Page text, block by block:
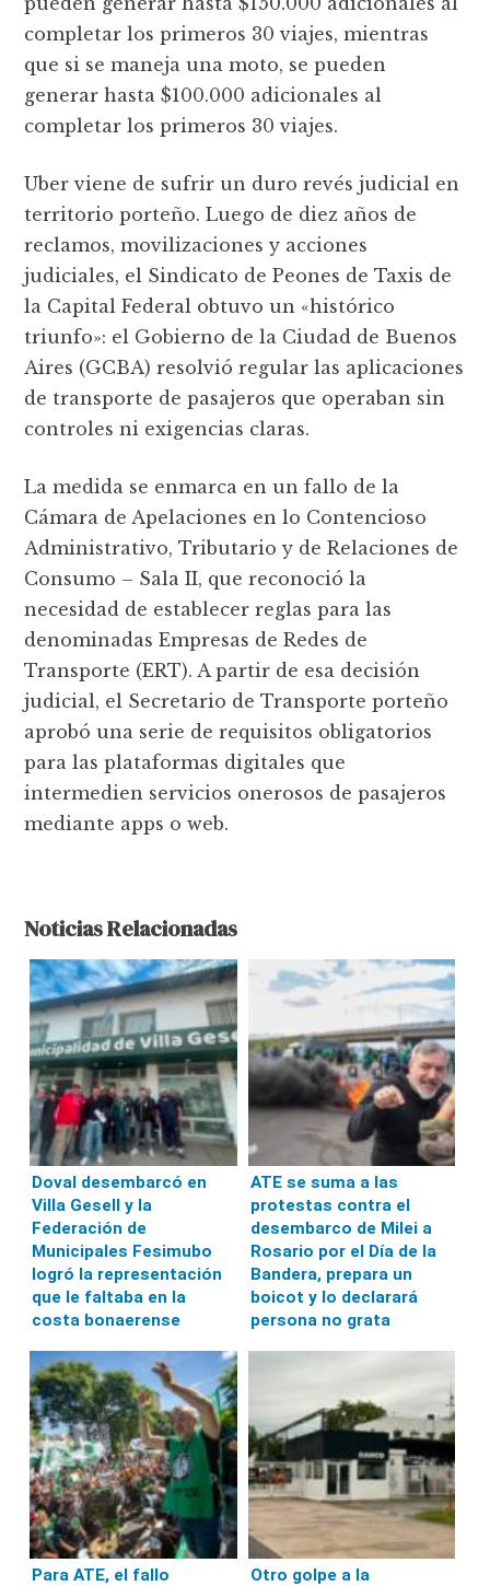
completar los primeros 30 viajes, mientras
que si se maneja una moto, se pueden
generar hasta $100.000 adicionales al
completar los primeros 30 viajes.
Uber viene de sufrir un duro revés judicial en
territorio porteño. Luego de diez años de
reclamos, movilizaciones y acciones
judiciales, el Sindicato de Peones de Taxis de
la Capital Federal obtuvo un «histórico
triunfo»: el Gobierno de la Ciudad de Buenos
Aires (GCBA) resolvió regular las aplicaciones
de transporte de pasajeros que operaban sin
controles ni exigencias claras.
La medida se enmarca en un fallo de la
Cámara de Apelaciones en lo Contencioso
Administrativo, Tributario y de Relaciones de
Consumo – Sala II, que reconoció la
necesidad de establecer reglas para las
denominadas Empresas de Redes de
Transporte (ERT). A partir de esa decisión
judicial, el Secretario de Transporte porteño
aprobó una serie de requisitos obligatorios
para las plataformas digitales que
intermedien servicios onerosos de pasajeros
mediante apps o web.
Noticias Relacionadas
Doval desembarcó en
Villa Gesell y la
Federación de
Municipales Fesimubo
logró la representación
que le faltaba en la
costa bonaerense
ATE se suma a las
protestas contra el
desembarco de Milei a
Rosario por el Día de la
Bandera, prepara un
boicot y lo declarará
persona no grata
Para ATE, el fallo
Otro golpe a la